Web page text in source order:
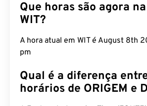
Que horas são agora
WIT?
A hora atual em WIT é August 8th
pm
Qual é a diferença
horários de ORIGEM e